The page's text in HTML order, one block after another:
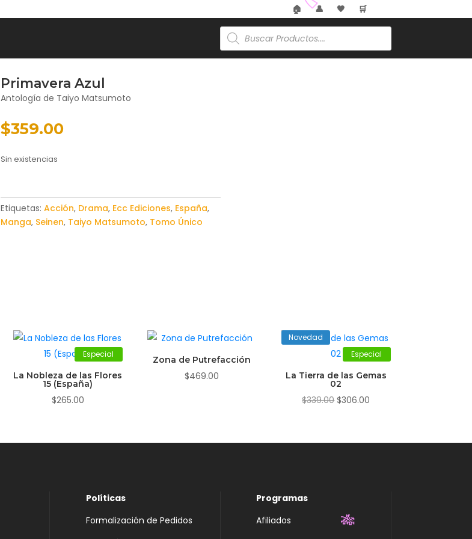
🏠 👤 🖤 🛒
Búsqueda
de
productos
Primavera Azul
Antología de Taiyo Matsumoto
$359.00
Sin existencias
Etiquetas: Acción, Drama, Ecc Ediciones, España,
Manga, Seinen, Taiyo Matsumoto, Tomo Único
Especial
La Nobleza de las Flores
15 (España)
$265.00
Zona de Putrefacción
$469.00
Especial
Novedad
La Tierra de las Gemas
02
$339.00El
era:
$306.00
es:
Políticas
Formalización de Pedidos
Programas
Afiliados
🏷️